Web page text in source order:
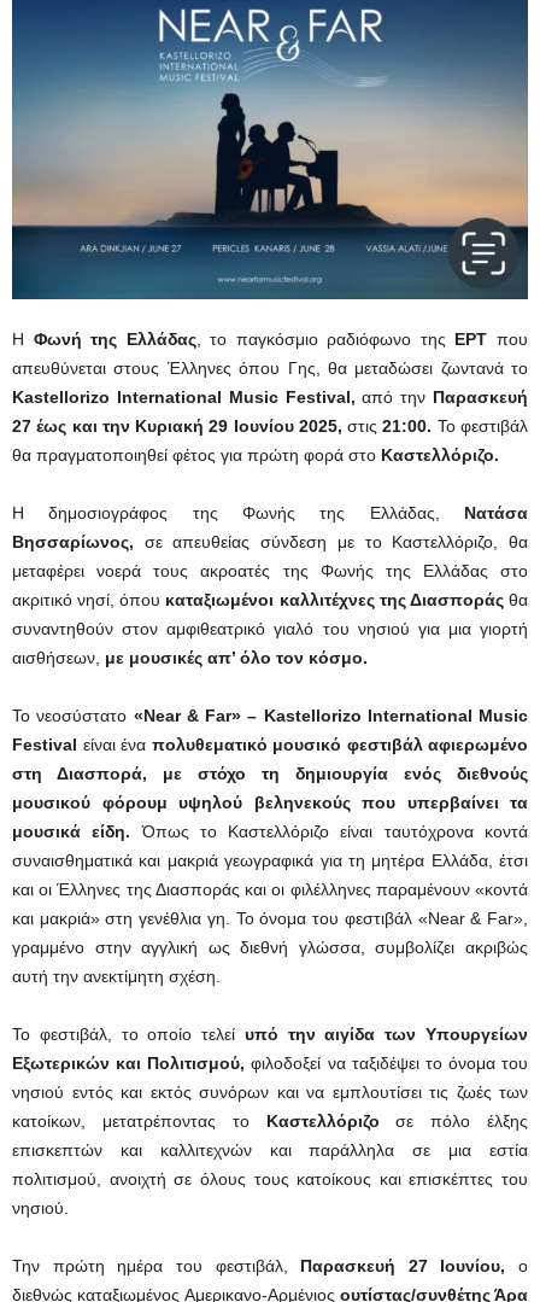
Η Φωνή της Ελλάδας, το παγκόσμιο ραδιόφωνο της ΕΡΤ που
απευθύνεται στους Έλληνες όπου Γης, θα μεταδώσει ζωντανά το
Kastellorizo International Music Festival, από την Παρασκευή
27 έως και την Κυριακή 29 Ιουνίου 2025, στις21:00. Το φεστιβάλ
θα πραγματοποιηθεί φέτος για πρώτη φορά στο Καστελλόριζο.
Η δημοσιογράφος της Φωνής της Ελλάδας, Νατάσα
Βησσαρίωνος, σε απευθείας σύνδεση με το Καστελλόριζο, θα
μεταφέρει νοερά τους ακροατές της Φωνής της Ελλάδας στο
ακριτικό νησί, όπου καταξιωμένοι καλλιτέχνες της Διασποράςθα
συναντηθούν στον αμφιθεατρικό γιαλό του νησιού για μια γιορτή
αισθήσεων, με μουσικές απ’ όλο τον κόσμο.
Το νεοσύστατο «Near& Far» – Kastellorizo International Music
Festival είναι ένα πολυθεματικό μουσικό φεστιβάλ αφιερωμένο
στη Διασπορά, με στόχο τη δημιουργία ενός διεθνούς
μουσικού φόρουμ υψηλού βεληνεκούς που υπερβαίνει τα
μουσικά είδη. Όπως το Καστελλόριζο είναι ταυτόχρονα κοντά
συναισθηματικά και μακριά γεωγραφικά για τη μητέρα Ελλάδα, έτσι
και οι Έλληνες της Διασποράς και οι φιλέλληνες παραμένουν «κοντά
και μακριά» στη γενέθλια γη. Το όνομα του φεστιβάλ «Near & Far»,
γραμμένο στην αγγλική ως διεθνή γλώσσα, συμβολίζει ακριβώς
αυτή την ανεκτίμητη σχέση.
Το φεστιβάλ, το οποίο τελεί υπό την αιγίδα των Υπουργείων
Εξωτερικών και Πολιτισμού, φιλοδοξεί να ταξιδέψει το όνομα του
νησιού εντός και εκτός συνόρων και να εμπλουτίσει τις ζωές των
κατοίκων, μετατρέποντας το Καστελλόριζο σε πόλο έλξης
επισκεπτών και καλλιτεχνών και παράλληλα σε μια εστία
πολιτισμού, ανοιχτή σε όλους τους κατοίκους και επισκέπτες του
νησιού.
Την πρώτη ημέρα του φεστιβάλ, Παρασκευή 27 Ιουνίου, ο
διεθνώς καταξιωμένος Αμερικανο-Αρμένιος ουτίστας/συνθέτης Άρα